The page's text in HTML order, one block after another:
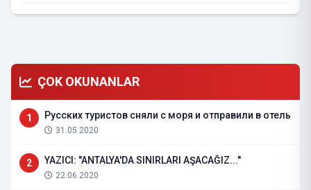
serinlemeye çalıştı.
ÇOK OKUNANLAR
1 Русских туристов сняли с моря и отправили в отель
31.05.2020
2 YAZICI: "ANTALYA'DA SINIRLARI AŞACAĞIZ..."
22.06.2020